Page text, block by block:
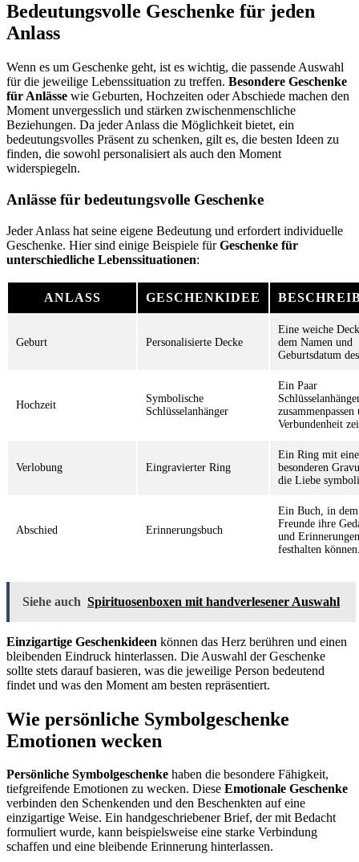
Bedeutungsvolle Geschenke für jeden
Anlass
Wenn es um Geschenke geht, ist es wichtig, die passende Auswahl
für die jeweilige Lebenssituation zu treffen. Besondere Geschenke
für Anlässe wie Geburten, Hochzeiten oder Abschiede machen den
Moment unvergesslich und stärken zwischenmenschliche
Beziehungen. Da jeder Anlass die Möglichkeit bietet, ein
bedeutungsvolles Präsent zu schenken, gilt es, die besten Ideen zu
finden, die sowohl personalisiert als auch den Moment
widerspiegeln.
Anlässe für bedeutungsvolle Geschenke
Jeder Anlass hat seine eigene Bedeutung und erfordert individuelle
Geschenke. Hier sind einige Beispiele fürGeschenke für
unterschiedliche Lebenssituationen:
ANLASS GESCHENKIDEE
Geburt Personalisierte Decke
Eine weiche
dem Namen und
Geburtsdatum
Hochzeit
Symbolische
Schlüsselanhänger
Ein Paar
Verbundenheit
Verlobung Eingravierter Ring
Ein Ring mit
besonderen
die Liebe
Abschied Erinnerungsbuch
Ein Buch, in dem
Freunde ihre
und Erinnerungen
festhalten
Siehe auch Spirituosenboxen mit handverlesener Auswahl
Einzigartige Geschenkideen können das Herz berühren und einen
bleibenden Eindruck hinterlassen. Die Auswahl der Geschenke
sollte stets darauf basieren, was die jeweilige Person bedeutend
findet und was den Moment am besten repräsentiert.
Wie persönliche Symbolgeschenke
Emotionen wecken
Persönliche Symbolgeschenke haben die besondere Fähigkeit,
tiefgreifende Emotionen zu wecken. Diese Emotionale Geschenke
verbinden den Schenkenden und den Beschenkten auf eine
einzigartige Weise. Ein handgeschriebener Brief, der mit Bedacht
formuliert wurde, kann beispielsweise eine starke Verbindung
schaffen und eine bleibende Erinnerung hinterlassen.